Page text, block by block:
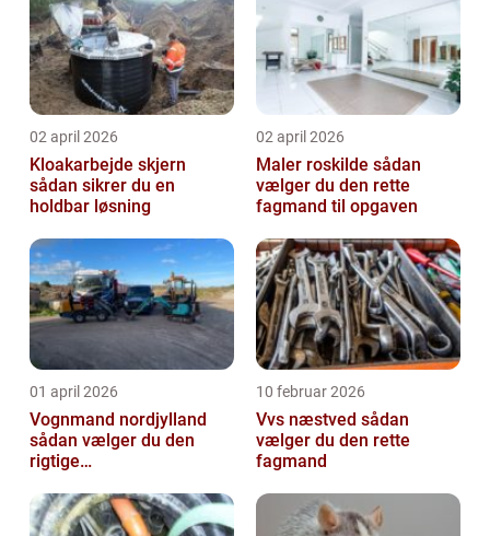
02 april 2026
Kloakarbejde skjern
sådan sikrer du en
holdbar løsning
02 april 2026
Maler roskilde sådan
vælger du den rette
fagmand til opgaven
01 april 2026
Vognmand nordjylland
sådan vælger du den
rigtige
10 februar 2026
Vvs næstved sådan
vælger du den rette
fagmand